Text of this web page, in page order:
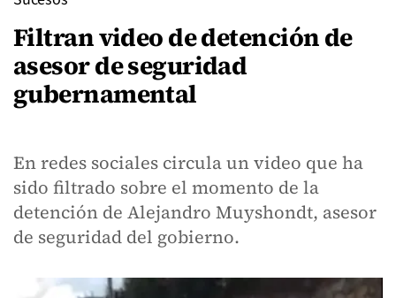
Filtran video de detención de
asesor de seguridad
gubernamental
En redes sociales circula un video que ha
sido filtrado sobre el momento de la
detención de Alejandro Muyshondt, asesor
de seguridad del gobierno.